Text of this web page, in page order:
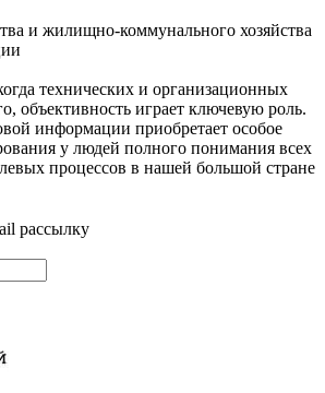
и жилищно-коммунального хозяйства
технических и организационных
объективность играет ключевую роль.
информации приобретает особое
у людей полного понимания всех
процессов в нашей большой стране
рассылку